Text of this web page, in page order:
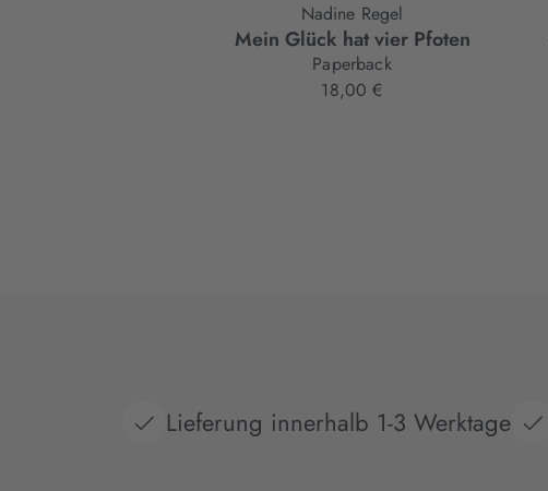
Nadine Regel
Mein Glück hat vier Pfoten
Paperback
18,00 €
Lieferung innerhalb 1-3 Werktage